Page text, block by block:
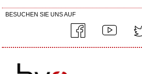
BESUCHEN SIE UNS AUF